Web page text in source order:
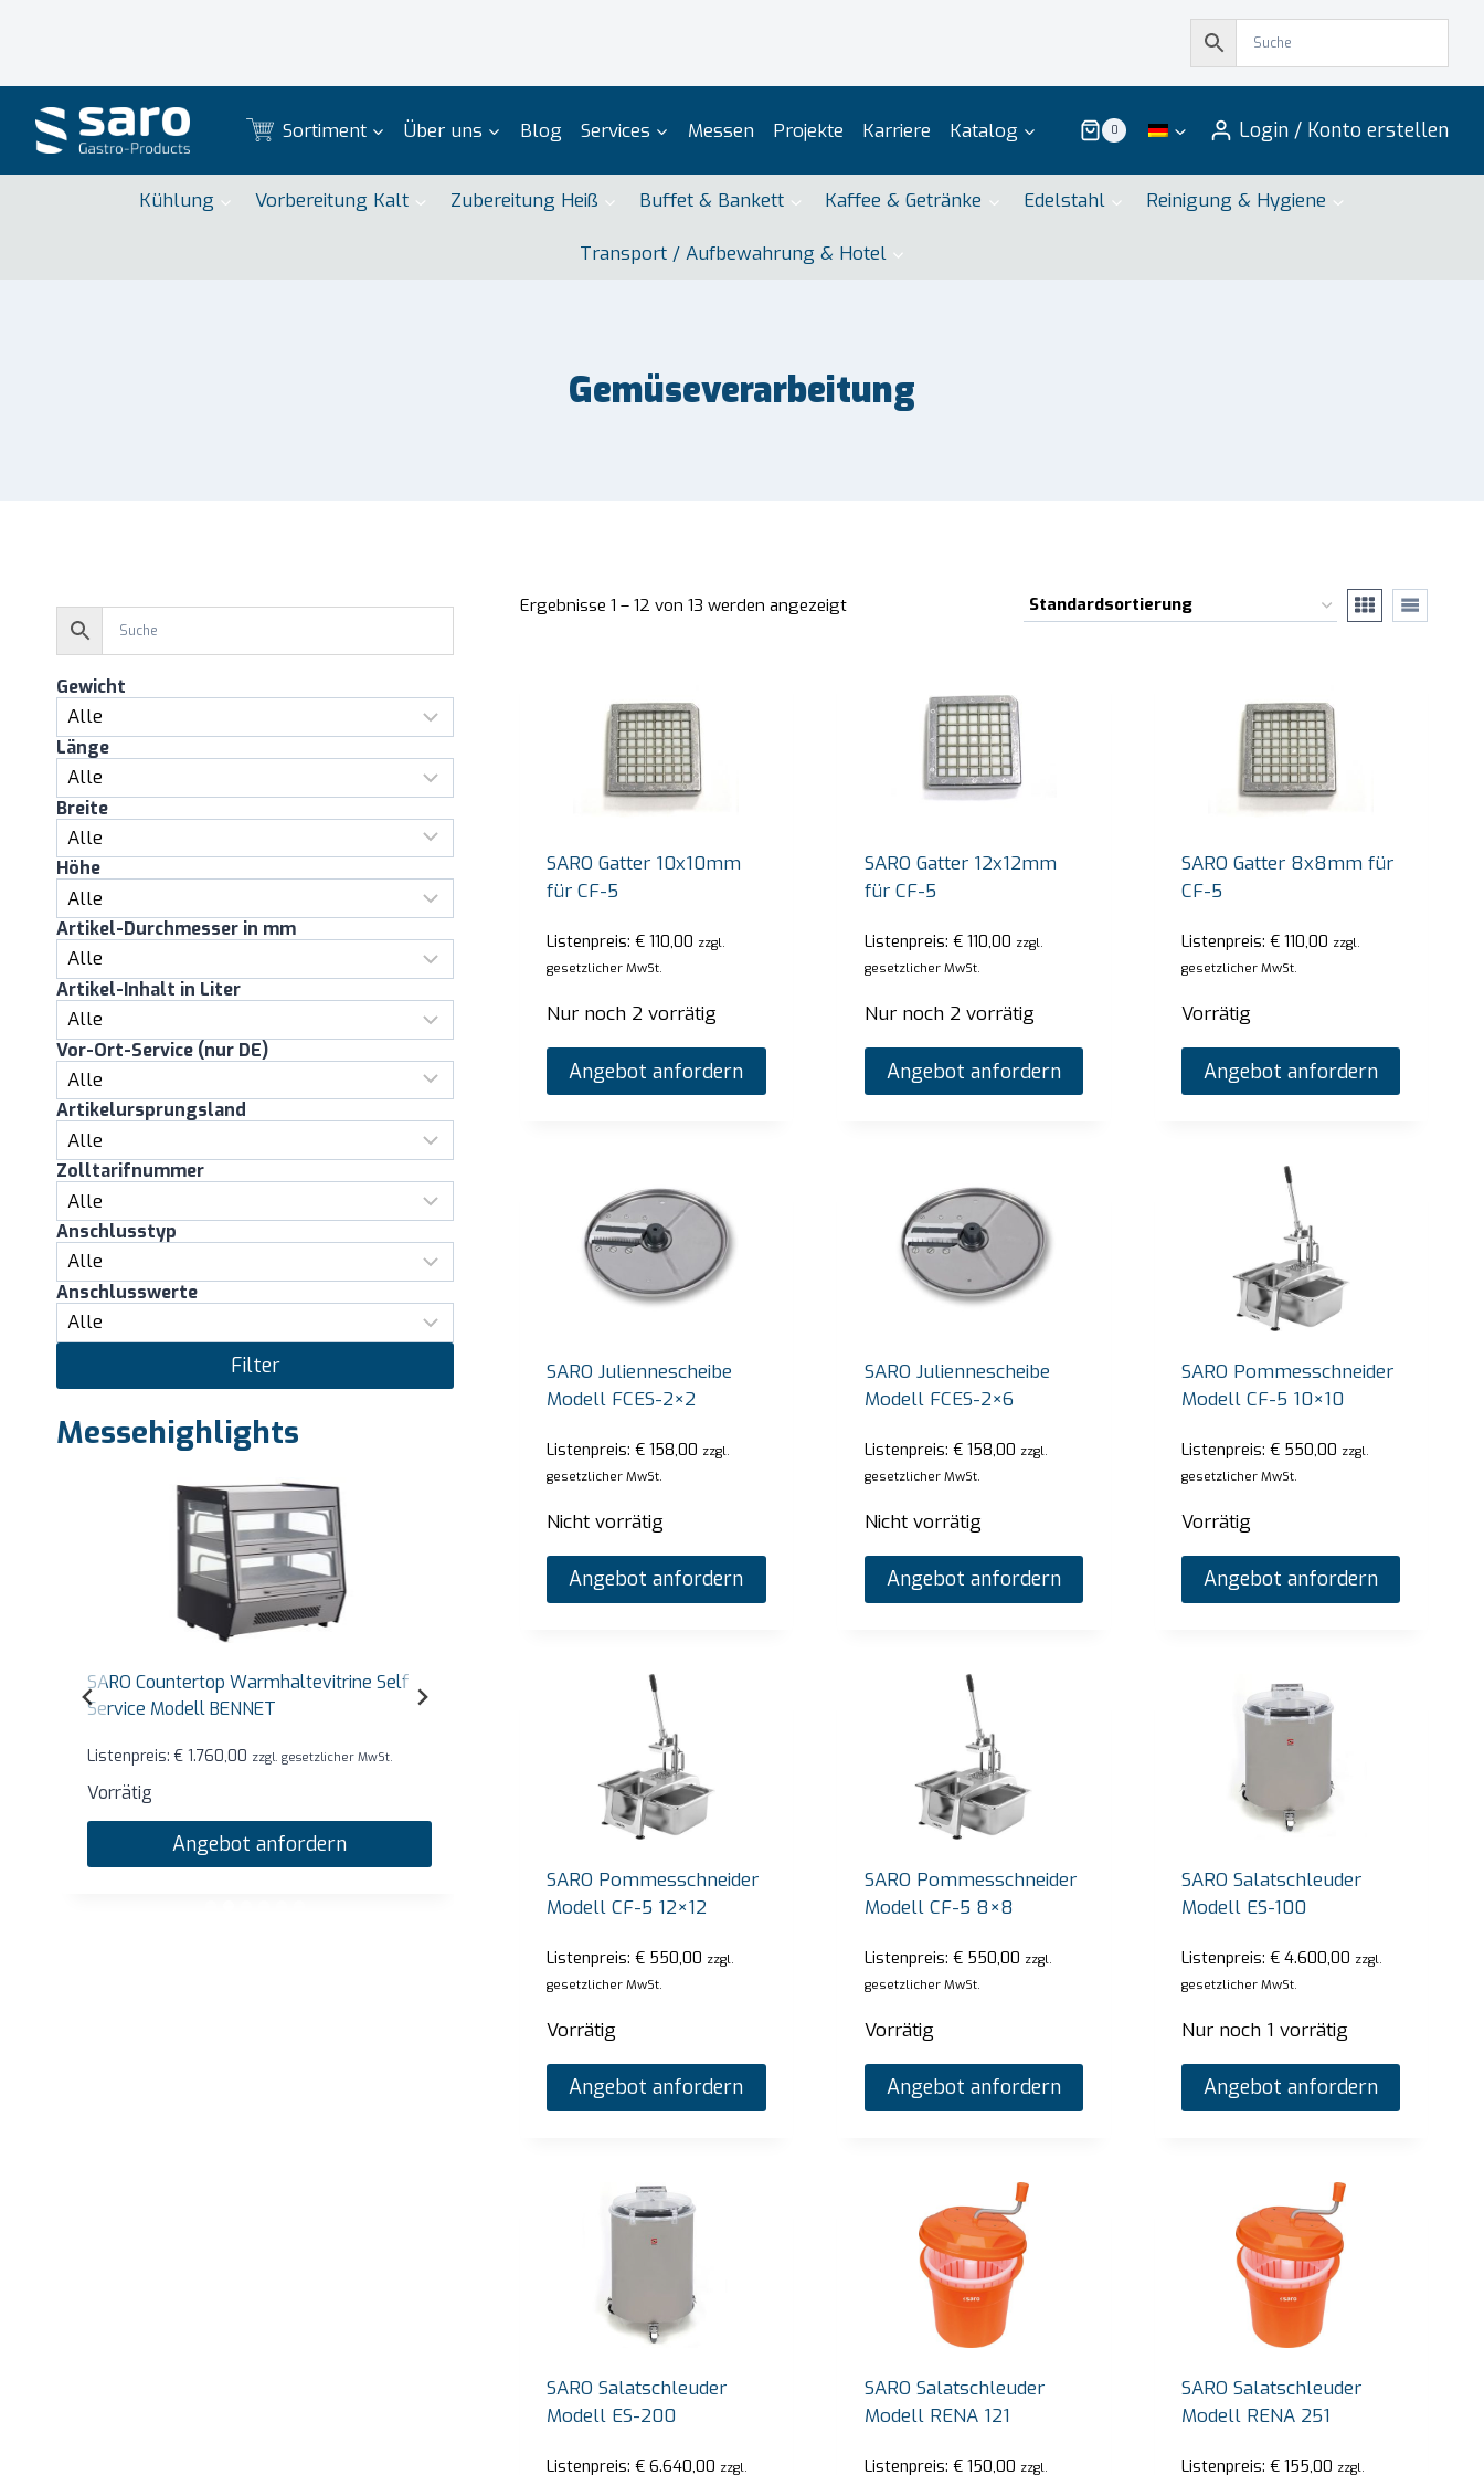
Sortiment Über uns Blog Services Messen Projekte Karriere Katalog 0 Login / Konto erstellen
Kühlung Vorbereitung Kalt Zubereitung Heiß Buffet & Bankett Kaffee & Getränke Edelstahl Reinigung & Hygiene
Transport / Aufbewahrung & Hotel
Gemüseverarbeitung
Ergebnisse 1 – 12 von 13 werden angezeigt
SARO Gatter 10x10mm
für CF-5
Listenpreis:€ 110,00 zzgl.
gesetzlicher MwSt.
Nur noch 2 vorrätig
Angebot anfordern
SARO Gatter 12x12mm
für CF-5
Listenpreis: €110,00 zzgl.
gesetzlicher MwSt.
Nur noch 2 vorrätig
Angebot anfordern
SARO Gatter 8x8mm für
CF-5
Listenpreis:€ 110,00 zzgl.
gesetzlicher MwSt.
Vorrätig
Angebot anfordern
SARO Juliennescheibe
Modell FCES-2×2
Listenpreis:€ 158,00 zzgl.
gesetzlicher MwSt.
Nicht vorrätig
Angebot anfordern
SARO Juliennescheibe
Modell FCES-2×6
Listenpreis: €158,00 zzgl.
gesetzlicher MwSt.
Nicht vorrätig
Angebot anfordern
SARO Pommesschneider
Modell CF-5 10×10
Listenpreis:€ 550,00 zzgl.
gesetzlicher MwSt.
Vorrätig
Angebot anfordern
SARO Pommesschneider
Modell CF-5 12×12
Listenpreis:€ 550,00 zzgl.
gesetzlicher MwSt.
Vorrätig
Angebot anfordern
SARO Pommesschneider
Modell CF-5 8×8
Listenpreis: €550,00 zzgl.
gesetzlicher MwSt.
Vorrätig
Angebot anfordern
SARO Salatschleuder
Modell ES-100
Listenpreis:€ 4.600,00 zzgl.
gesetzlicher MwSt.
Nur noch 1 vorrätig
Angebot anfordern
SARO Salatschleuder
Modell ES-200
Listenpreis:€ 6.640,00 zzgl.
SARO Salatschleuder
Modell RENA 121
Listenpreis: €150,00 zzgl.
SARO Salatschleuder
Modell RENA 251
Listenpreis:€ 155,00 zzgl.
Gewicht
Länge
Breite
Höhe
Artikel-Durchmesser in mm
Artikel-Inhalt in Liter
Vor-Ort-Service (nur DE)
Artikelursprungsland
Zolltarifnummer
Anschlusstyp
Anschlusswerte
Filter
Messehighlights
SARO Countertop Warmhaltevitrine Self
Service Modell BENNET
Listenpreis: €1.760,00 zzgl. gesetzlicher MwSt.
Vorrätig
Angebot anfordern
SARO Bain-Marie-Trolley Modell BT-3
2.720,00
Angebot anfordern
SARO Thermobehälter Modell Emmerich
Listenpreis:
Vorrätig